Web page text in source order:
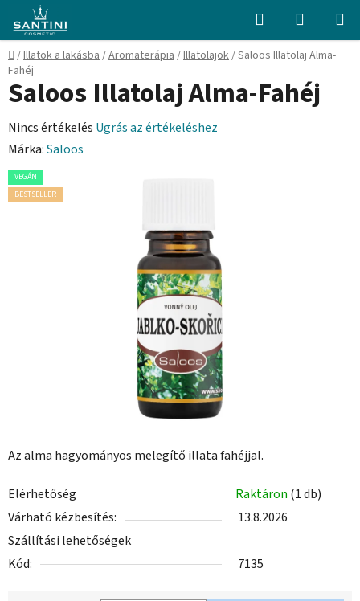
fő
tartalomhoz
Keresés KOSÁR
Kezdőlap
/Illatok a lakásba/Aromaterápia/Illatolajok/Saloos Illatolaj Alma-
Fahéj
Az alma hagyományos melegítő illata fahéjjal.
Elérhetőség Raktáron (1 db)
Várható kézbesítés:
13.8.2026
Szállítási lehetőségek
Kód:
7135
Saloos Illatolaj Alma-Fahéj
A
termék
átlagos
értékelése
Nincs értékelés Ugrás az értékeléshez
Márka:Saloos
VEGÁN
BESTSELLER